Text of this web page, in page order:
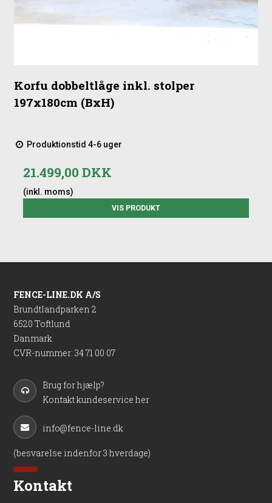
Korfu dobbeltlåge inkl. stolper
197x180cm (BxH)
Produktionstid 4-6 uger
21.499,00 DKK
(inkl. moms)
VIS PRODUKT
FENCE-LINE.DK A/S
Brundtlandparken 2
6520 Toftlund
Danmark
CVR-nummer: 34 71 00 07
Brug for hjælp?
Kontakt kundeservice her
info@fence-line.dk
(besvarelse indenfor 3 hverdage)
Kontakt